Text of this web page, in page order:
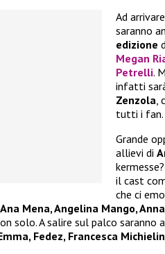
Ad
saranno
edizione
Megan
Petrelli.
infatti
Zenzola,
tutti i fan.
Grande
allievi di
il cast
che ci
Mena, Angelina Mango,
solo. A salire sul palco saranno
Fedez, Francesca Michielin